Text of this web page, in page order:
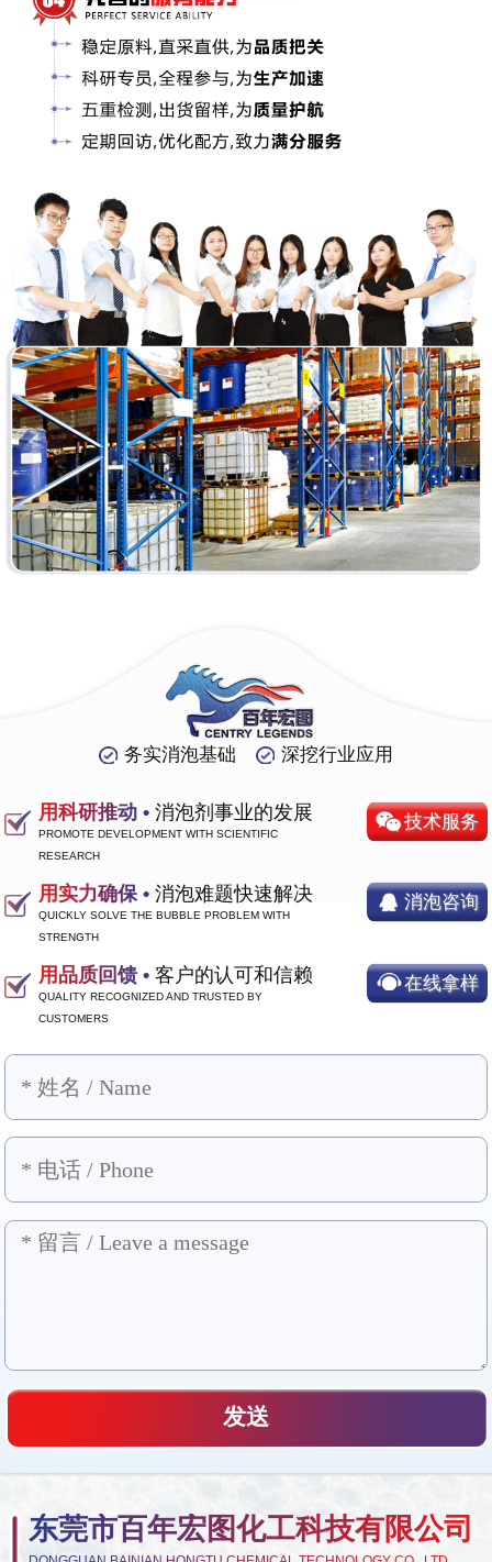
务实消泡基础 深挖行业应用
用科研推动 • 消泡剂事业的发展
PROMOTE DEVELOPMENT WITH SCIENTIFIC
RESEARCH
用实力确保 • 消泡难题快速解决
QUICKLY SOLVE THE BUBBLE PROBLEM WITH
STRENGTH
用品质回馈 • 客户的认可和信赖
QUALITY RECOGNIZED AND TRUSTED BY
CUSTOMERS
技术服务
消泡咨询
在线拿样
东莞市百年宏图化工科技有限公司